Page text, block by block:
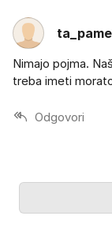
Nimajo pojma.
treba imeti
Odgovori